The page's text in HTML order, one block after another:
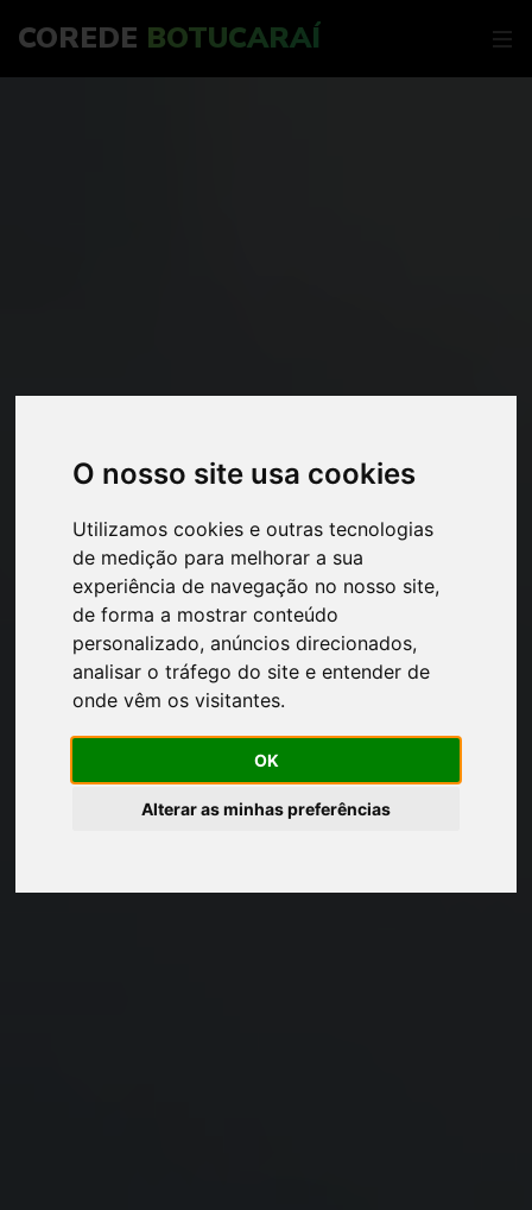
O nosso site usa cookies
Utilizamos cookies e outras tecnologias
de medição para melhorar a sua
experiência de navegação no nosso site,
de forma a mostrar conteúdo
personalizado, anúncios direcionados,
analisar o tráfego do site e entender de
onde vêm os visitantes.
OK
Alterar as minhas preferências
COREDE BOTUCARAÍ